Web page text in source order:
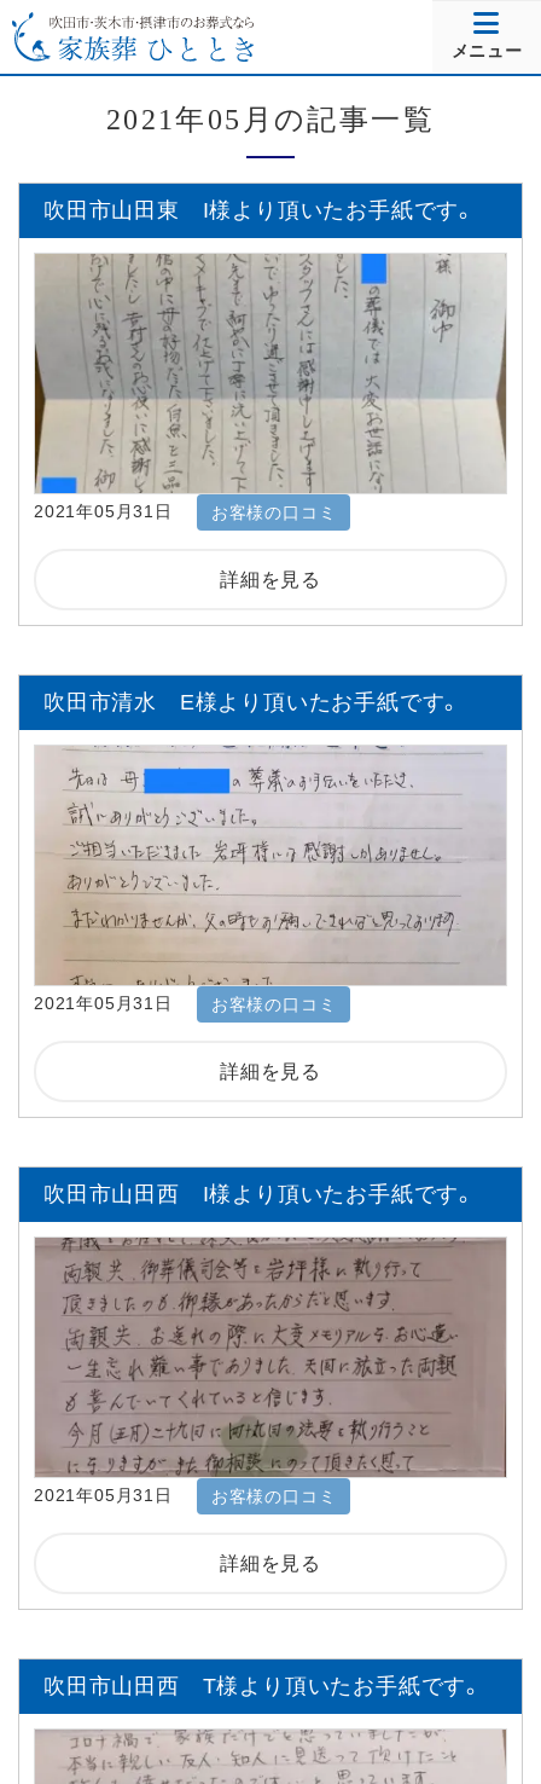
メニュー
2021年05月の記事一覧
吹田市山田東 I様より頂いたお手紙です。
2021年05月31日 お客様の口コミ
詳細を見る
吹田市清水 E様より頂いたお手紙です。
2021年05月31日 お客様の口コミ
詳細を見る
吹田市山田西 I様より頂いたお手紙です。
2021年05月31日 お客様の口コミ
詳細を見る
吹田市山田西 T様より頂いたお手紙です。